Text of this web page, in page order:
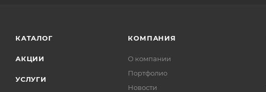
КАТАЛОГ
АКЦИИ
УСЛУГИ
КОМПАНИЯ
О компании
Портфолио
Новости